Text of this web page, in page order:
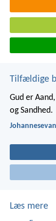
Tilfældige
Gud er
og Sandhed.
Læs mere